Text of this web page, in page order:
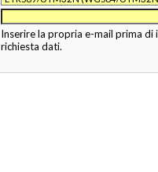
Inserire la propria e-mail prima di
richiesta dati.